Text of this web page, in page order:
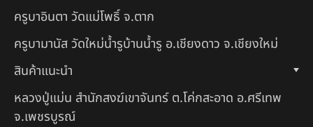
ครูบาอินตา วัดแม่โพธิ์ จ.ตาก
ครูบามานัส วัดใหม่น้ำรูบ้านน้ำรู อ.เชียงดาว จ.เชียงใหม่
สินค้าแนะนำ
หลวงปู่แม่น สำนักสงฆ์เขาจันทร์ ต.โค่กสะอาด อ.ศรีเทพ
จ.เพชรบูรณ์